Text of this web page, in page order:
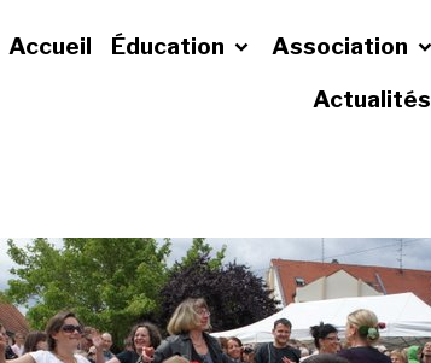
Accueil Éducation Association
Actualités